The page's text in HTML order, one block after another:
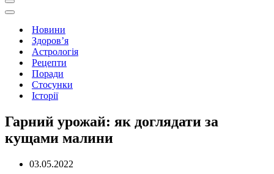
Меню
навігації
Меню
навігаціїНовини
Здоров’я
Астрологія
Рецепти
Поради
Стосунки
Історії
Гарний урожай: як доглядати за
кущами малини
03.05.2022